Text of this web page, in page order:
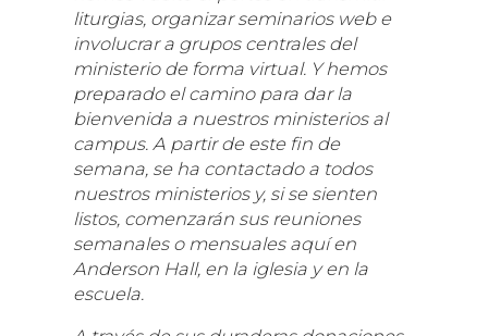
liturgias, organizar seminarios web e
involucrar a grupos centrales del
ministerio de forma virtual. Y hemos
preparado el camino para dar la
bienvenida a nuestros ministerios al
campus. A partir de este fin de
semana, se ha contactado a todos
nuestros ministerios y, si se sienten
listos, comenzarán sus reuniones
semanales o mensuales aquí en
Anderson Hall, en la iglesia y en la
escuela.